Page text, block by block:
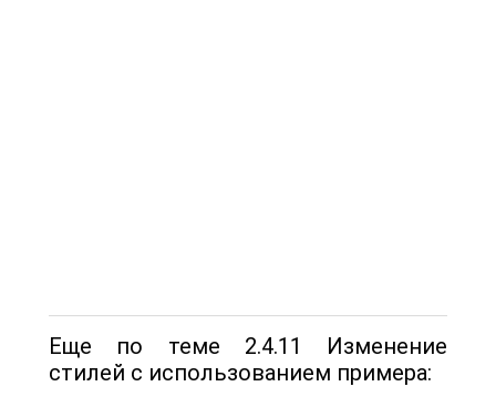
Еще по теме 2.4.11 Изменение
стилей с использованием примера: